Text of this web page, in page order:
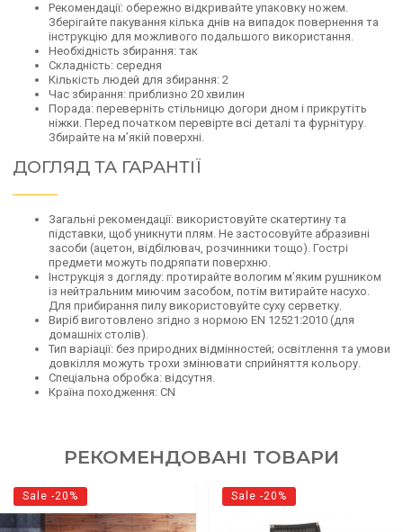
Рекомендації: обережно відкривайте упаковку ножем.
Зберігайте пакування кілька днів на випадок повернення та
інструкцію для можливого подальшого використання.
Необхідність збирання: так
Складність: середня
Кількість людей для збирання: 2
Час збирання: приблизно 20 хвилин
Порада: переверніть стільницю догори дном і прикрутіть
ніжки. Перед початком перевірте всі деталі та фурнітуру.
Збирайте на м’якій поверхні.
ДОГЛЯД ТА ГАРАНТІЇ
Загальні рекомендації: використовуйте скатертину та
підставки, щоб уникнути плям. Не застосовуйте абразивні
засоби (ацетон, відбілювач, розчинники тощо). Гострі
предмети можуть подряпати поверхню.
Інструкція з догляду: протирайте вологим м’яким рушником
із нейтральним миючим засобом, потім витирайте насухо.
Для прибирання пилу використовуйте суху серветку.
Виріб виготовлено згідно з нормою EN 12521:2010 (для
домашніх столів).
Тип варіації: без природних відмінностей; освітлення та умови
довкілля можуть трохи змінювати сприйняття кольору.
Спеціальна обробка: відсутня.
Країна походження: CN
РЕКОМЕНДОВАНІ ТОВАРИ
Sale -20% Sale -20%